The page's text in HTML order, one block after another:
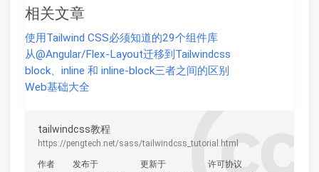
相关文章
使用Tailwind CSS必须知道的29个组件库
从@Angular/Flex-Layout迁移到Tailwindcss
block、inline 和 inline-block三者之间的区别
Web基础大全
tailwindcss教程
https://pengtech.net/sass/tailwindcss_tutorial.html
作者 发布于 更新于 许可协议